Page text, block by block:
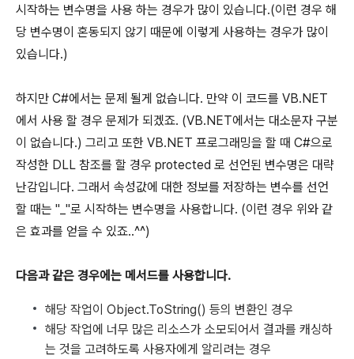
시작하는 변수명을 사용 하는 경우가 많이 있습니다.(이런 경우 해
당 변수명이 혼동되지 않기 때문에 이렇게 사용하는 경우가 많이
있습니다.)
하지만 C#에서는 문제 될게 없습니다. 만약 이 코드를 VB.NET
에서 사용 할 경우 문제가 되겠죠. (VB.NET에서는 대소문자 구분
이 없습니다.) 그리고 또한 VB.NET 프로그래밍을 할 때 C#으로
작성한 DLL 참조를 할 경우 protected 로 선언된 변수명은 대략
난감입니다. 그래서 속성값에 대한 정보를 저장하는 변수를 선언
할 때는 "_"로 시작하는 변수명을 사용합니다. (이런 경우 위와 같
은 효과를 얻을 수 있죠..^^)
다음과 같은 경우에는 메서드를 사용합니다.
해당 작업이 Object.ToString() 등의 변환인 경우
해당 작업에 너무 많은 리소스가 소모되어서 결과를 캐싱하
는 것을 고려하도록 사용자에게 알리려는 경우